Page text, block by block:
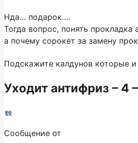
Нда… подарок….
Тогда вопрос, понять
а почему сорокет за замену
Подскажите калдунов которые
Уходит антифриз – 4
Сообщение от